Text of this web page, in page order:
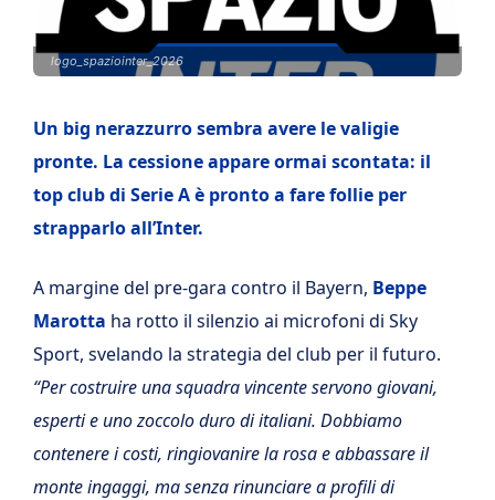
logo_spaziointer_2026
Un big nerazzurro sembra avere le valigie
pronte. La cessione appare ormai scontata: il
top club di Serie A è pronto a fare follie per
strapparlo all’Inter.
A margine del pre-gara contro il Bayern, Beppe
Marotta ha rotto il silenzio ai microfoni di Sky
Sport, svelando la strategia del club per il futuro.
“Per costruire una squadra vincente servono giovani,
esperti e uno zoccolo duro di italiani. Dobbiamo
contenere i costi, ringiovanire la rosa e abbassare il
monte ingaggi, ma senza rinunciare a profili di